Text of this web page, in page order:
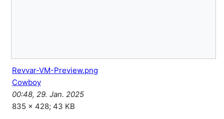
Revvar-VM-Preview.png
Cowboy
00:48, 29. Jan. 2025
835 × 428; 43 KB